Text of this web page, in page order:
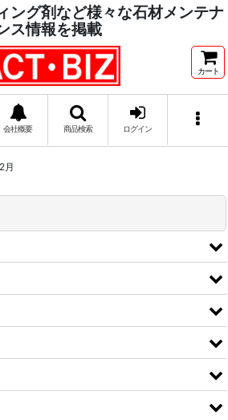
ング剤など様々な石材メンテナ
ス情報を掲載
カート
会社概要 商品検索 ログイン
月